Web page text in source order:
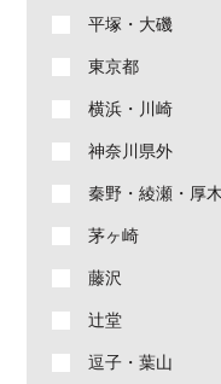
平塚・大磯
東京都
横浜・川崎
神奈川県外
秦野・綾瀬・厚木
茅ヶ崎
藤沢
辻堂
逗子・葉山